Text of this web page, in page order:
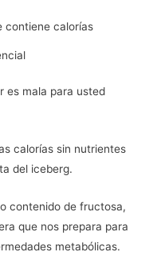
es mala para usted
calorías sin nutrientes
del iceberg.
contenido de fructosa,
que nos prepara para
metabólicas.